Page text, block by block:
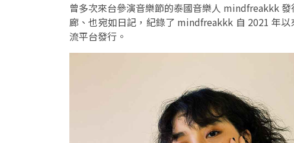
曾多次來台參演音樂節的泰國音樂人 mindfreakkk
廊、也宛如日記，紀錄了 mindfreakkk 自 2021 年
流平台發行。